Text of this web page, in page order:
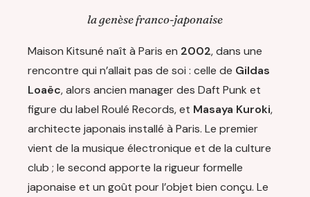
la genèse franco-japonaise
Maison Kitsuné naît à Paris en 2002, dans une
rencontre qui n’allait pas de soi : celle de Gildas
Loaëc, alors ancien manager des Daft Punk et
figure du label Roulé Records, et Masaya Kuroki,
architecte japonais installé à Paris. Le premier
vient de la musique électronique et de la culture
club ; le second apporte la rigueur formelle
japonaise et un goût pour l’objet bien conçu. Le